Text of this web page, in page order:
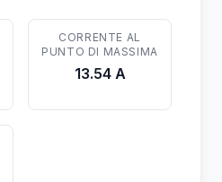
CORRENTE AL
PUNTO DI MASSIMA
13.54 A